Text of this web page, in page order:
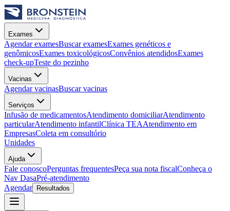
Exames
Agendar examesBuscar examesExames genéticos e
genômicosExames toxicológicosConvênios atendidosExames
check-upTeste do pezinho
Vacinas
Agendar vacinasBuscar vacinas
Serviços
Infusão de medicamentosAtendimento domiciliarAtendimento
particularAtendimento infantilClínica TEAAtendimento em
EmpresasColeta em consultório
Unidades
Ajuda
Fale conoscoPerguntas frequentesPeça sua nota fiscalConheça o
Nav DasaPré-atendimento
Agendar
Resultados